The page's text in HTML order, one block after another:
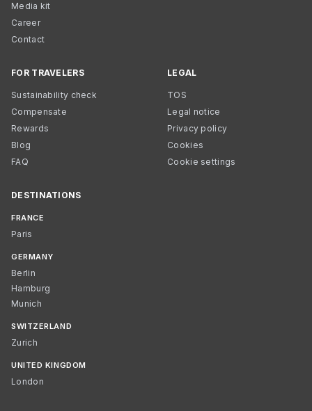
Media kit
Career
Contact
FOR TRAVELERS
Sustainability check
Compensate
Rewards
Blog
FAQ
LEGAL
TOS
Legal notice
Privacy policy
Cookies
Cookie settings
DESTINATIONS
FRANCE
Paris
GERMANY
Berlin
Hamburg
Munich
SWITZERLAND
Zurich
UNITED KINGDOM
London